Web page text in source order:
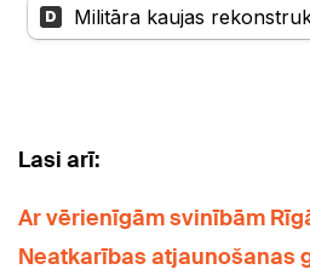
Lasi arī:
Ar vērienīgām svinībām
Neatkarības atjaunošanas